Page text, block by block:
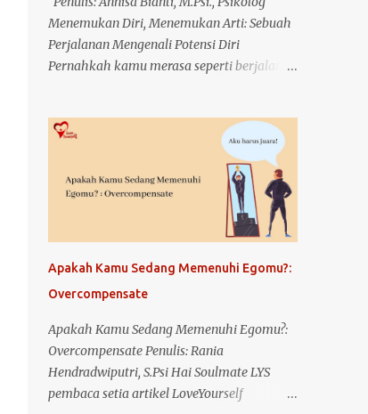
Menemukan Diri, Menemukan Arti: Sebuah
Perjalanan Mengenali Potensi Diri
Pernahkah kamu merasa seperti berjalan di
Hari demi hari berlalu, namun ada bagian
dalam dirimu yang terus bertanya, "Apa
sebenarnya yang bisa aku lakukan? Siapa
aku, dan apa potensi terbaik yang
tersembunyi dalam diriku?" Aku pun
pernah berada di titik itu. Titik di mana
hidup terasa datar, seperti tak ada warna.
Tapi dari sanalah semuanya bermula—
perjalanan panjang dan jujur untuk
mengenal diri sendiri, memahami potensi
yang kupunya, dan akhirnya menemukan
makna yang selama ini terasa jauh. Awal
dari Segalanya: Mengenal Diri Sendiri
Apakah Kamu Sedang Memenuhi Egomu?:
Overcompensate
Apakah Kamu Sedang Memenuhi Egomu?:
Overcompensate Penulis: Rania
Hendradwiputri, S.Psi Hai Soulmate LYS
pembaca setia artikel LoveYourself